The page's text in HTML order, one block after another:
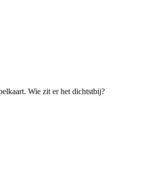
Wie zit er het dichtstbij?